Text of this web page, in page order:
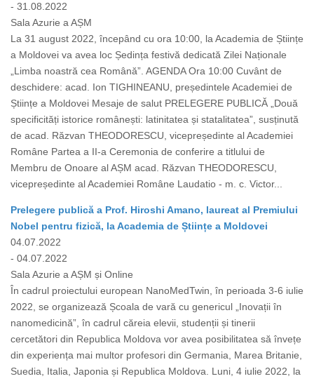
- 31.08.2022
Sala Azurie a AȘM
La 31 august 2022, începând cu ora 10:00, la Academia de Științe
a Moldovei va avea loc Ședința festivă dedicată Zilei Naționale
„Limba noastră cea Română”. AGENDA Ora 10:00 Cuvânt de
deschidere: acad. Ion TIGHINEANU, președintele Academiei de
Științe a Moldovei Mesaje de salut PRELEGERE PUBLICĂ „Două
specificități istorice românești: latinitatea și statalitatea”, susținută
de acad. Răzvan THEODORESCU, vicepreședinte al Academiei
Române Partea a II-a Ceremonia de conferire a titlului de
Membru de Onoare al AȘM acad. Răzvan THEODORESCU,
vicepreședinte al Academiei Române Laudatio - m. c. Victor...
Prelegere publică a Prof. Hiroshi Amano, laureat al Premiului
Nobel pentru fizică, la Academia de Științe a Moldovei
04.07.2022
- 04.07.2022
Sala Azurie a AȘM și Online
În cadrul proiectului european NanoMedTwin, în perioada 3-6 iulie
2022, se organizează Școala de vară cu genericul „Inovații în
nanomedicină”, în cadrul căreia elevii, studenții și tinerii
cercetători din Republica Moldova vor avea posibilitatea să învețe
din experiența mai multor profesori din Germania, Marea Britanie,
Suedia, Italia, Japonia și Republica Moldova. Luni, 4 iulie 2022, la